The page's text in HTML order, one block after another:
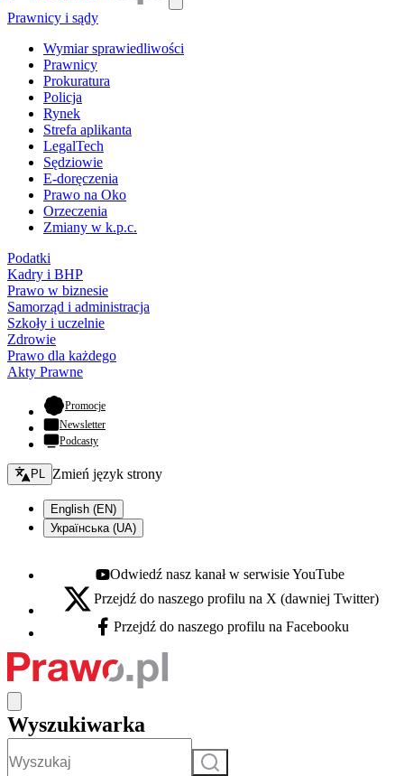
Prawnicy i sądy
Wymiar sprawiedliwości
Prawnicy
Prokuratura
Policja
Rynek
Strefa aplikanta
LegalTech
Sędziowie
E-doręczenia
Prawo na Oko
Orzeczenia
Zmiany w k.p.c.
Podatki
Kadry i BHP
Prawo w biznesie
Samorząd i administracja
Szkoły i uczelnie
Zdrowie
Prawo dla każdego
Akty Prawne
Promocje- otwiera się w nowej karcie
Newsletter
Podcasty
Zmień język - bieżący:
PL Zmień język strony
English (EN)
Українська (UA)
Youtube - otwiera się w nowej karcie
Odwiedź nasz kanał w serwisie YouTube
X - otwiera się w nowej karcie
Przejdź do naszego profilu na X (dawniej Twitter)
Facebook - otwiera się w nowej karcie
Przejdź do naszego profilu na Facebooku
Wyszukiwarka
Szukaj